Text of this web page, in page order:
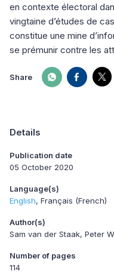
en contexte électoral
vingtaine d’études de
constitue une mine
se prémunir contre les
Share
Details
Publication date
05 October 2020
Language(s)
English Français (French)
Author(s)
Sam van der Staak, Peter
Number of pages
114